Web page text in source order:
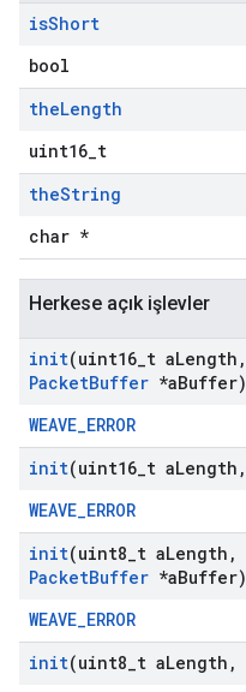
isShort
bool
theLength
uint16_t
theString
char *
Herkese açık işlevler
init(uint16 t aLength ,
PacketBuffer *aBuffer)
WEAVE_ERROR
init(uint16 t aLength ,
WEAVE_ERROR
init(uint8 t aLength ,
PacketBuffer *aBuffer)
WEAVE_ERROR
init(uint8 t aLength ,